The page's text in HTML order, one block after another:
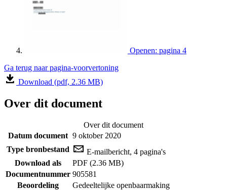
Openen: pagina 4
Ga terug naar pagina-voorvertoning
Download (pdf, 2.36 MB)
Over dit document
Over dit document
Datum document 9 oktober 2020
Type bronbestand
E-mailbericht, 4 pagina's
Download als
PDF (2.36 MB)
Documentnummer 905581
Beoordeling
Gedeeltelijke openbaarmaking